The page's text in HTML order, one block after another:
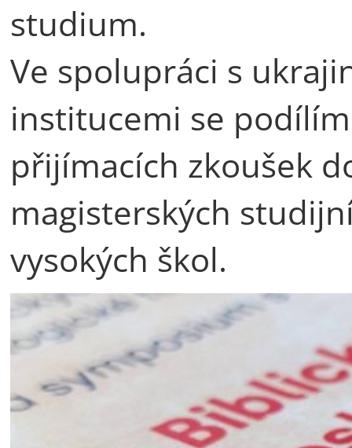
studium.
Ve spolupráci s
institucemi se
přijímacích zkoušek
magisterských
vysokých škol.